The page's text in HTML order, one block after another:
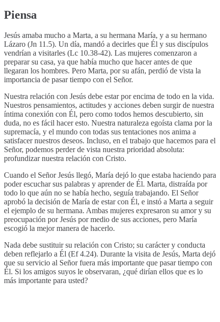
Piensa
Jesús amaba mucho a Marta, a su hermana María, y a su hermano
Lázaro (Jn 11.5). Un día, mandó a decirles que Él y sus discípulos
vendrían a visitarles (Lc 10.38-42). Las mujeres comenzaron a
preparar su casa, ya que había mucho que hacer antes de que
llegaran los hombres. Pero Marta, por su afán, perdió de vista la
importancia de pasar tiempo con el Señor.
Nuestra relación con Jesús debe estar por encima de todo en la vida.
Nuestros pensamientos, actitudes y acciones deben surgir de nuestra
íntima conexión con Él, pero como todos hemos descubierto, sin
duda, no es fácil hacer esto. Nuestra naturaleza egoísta clama por la
supremacía, y el mundo con todas sus tentaciones nos anima a
satisfacer nuestros deseos. Incluso, en el trabajo que hacemos para el
Señor, podemos perder de vista nuestra prioridad absoluta:
profundizar nuestra relación con Cristo.
Cuando el Señor Jesús llegó, María dejó lo que estaba haciendo para
poder escuchar sus palabras y aprender de Él. Marta, distraída por
todo lo que aún no se había hecho, seguía trabajando. El Señor
aprobó la decisión de María de estar con Él, e instó a Marta a seguir
el ejemplo de su hermana. Ambas mujeres expresaron su amor y su
preocupación por Jesús por medio de sus acciones, pero María
escogió la mejor manera de hacerlo.
Nada debe sustituir su relación con Cristo; su carácter y conducta
deben reflejarlo a Él (Ef 4.24). Durante la visita de Jesús, Marta dejó
que su servicio al Señor fuera más importante que pasar tiempo con
Él. Si los amigos suyos le observaran, ¿qué dirían ellos que es lo
más importante para usted?